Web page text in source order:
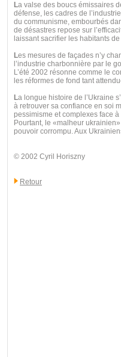
La valse des boucs émissaires
défense, les cadres de
du communisme, embourbés
de désastres repose sur
laissant sacrifier les habitants
Les mesures de façades n’y
l’industrie charbonnière par le
L’été 2002 résonne comme le
les réformes de fond tant
La longue histoire de l’Ukraine
à retrouver sa confiance en soi
pessimisme et complexes face
Pourtant, le «malheur
pouvoir corrompu. Aux
© 2002 Cyril Horiszny
Retour